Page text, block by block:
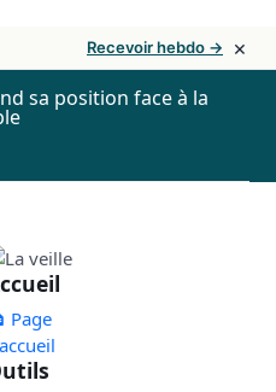
Recevoir hebdo → ×
sa position face à la
Page